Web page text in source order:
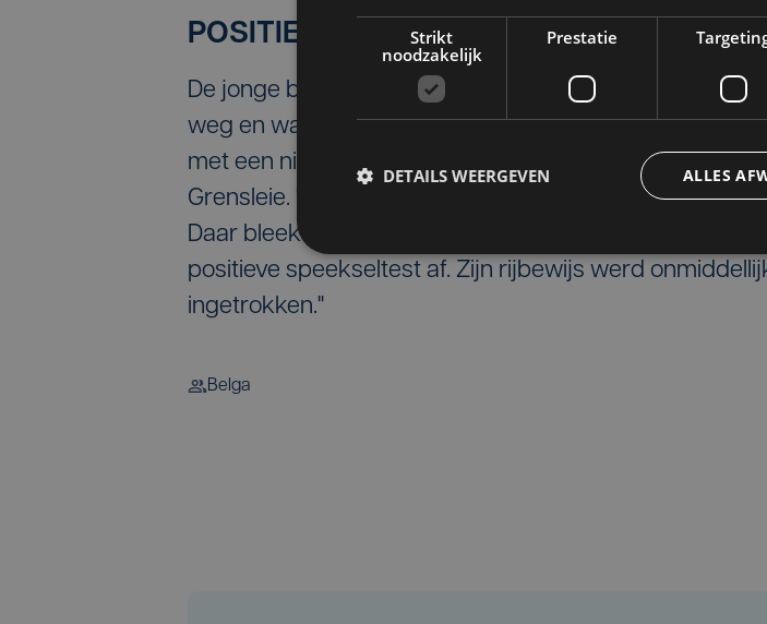
POSITIEVE SPEEKSELTEST
De jonge bestuurder uit Poperinge kwam tot stilstand
weg en was verward. "Vermoedelijk was hij in slaap
met een niet-aangepaste snelheid", aldus de
Grensleie. "Hij raakte lichtgewond en werd naar het
Daar bleek dat hij onder invloed van verboden
positieve speekseltest af. Zijn rijbewijs werd
ingetrokken."
Belga
Strikt
noodzakelijk
Prestatie
ALLES
DETAILS WEERGEVEN